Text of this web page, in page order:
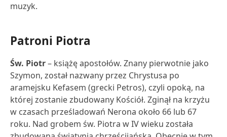
muzyk.
Patroni Piotra
Św. Piotr– książę apostołów. Znany pierwotnie jako
Szymon, został nazwany przez Chrystusa po
aramejsku Kefasem (grecki Petros), czyli opoką, na
której zostanie zbudowany Kościół. Zginął na krzyżu
w czasach prześladowań Nerona około 66 lub 67
roku. Nad grobem św. Piotra w IV wieku została